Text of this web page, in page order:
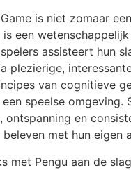
is niet zomaar
een
assisteert hun
plezierige,
van cognitieve
speelse omgeving.
ontspanning en
met hun eigen
met Pengu aan de